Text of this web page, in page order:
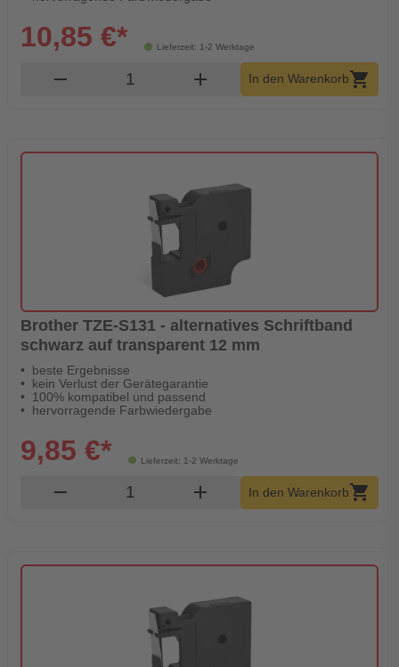
Lieferzeit: 1-2 Werktage
10,85 €*
remove Produkt Warenkorb Menge
add In den Warenkorbshopping_cart
Brother TZE-S131 - alternatives Schriftband
schwarz auf transparent 12 mm
beste Ergebnisse
kein Verlust der Gerätegarantie
100% kompatibel und passend
hervorragende Farbwiedergabe
Lieferzeit: 1-2 Werktage
9,85 €*
remove Produkt Warenkorb Menge
add In den Warenkorb shopping_cart